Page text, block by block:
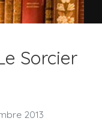
Sorcier
2013